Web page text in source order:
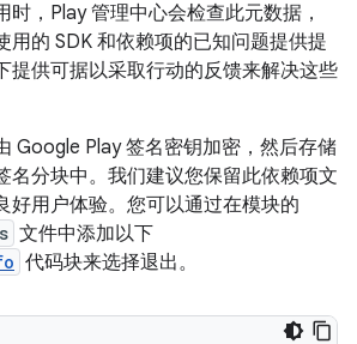
时，Play 管理中心会检查此元数据，
用的 SDK 和依赖项的已知问题提供提
提供可据以采取行动的反馈来解决这些
Google Play 签名密钥加密，然后存储
名分块中。我们建议您保留此依赖项文
好用户体验。您可以通过在模块的
文件中添加以下
代码块来选择退出。